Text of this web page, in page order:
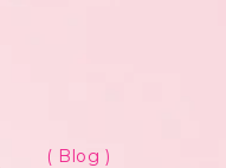
( Blog )